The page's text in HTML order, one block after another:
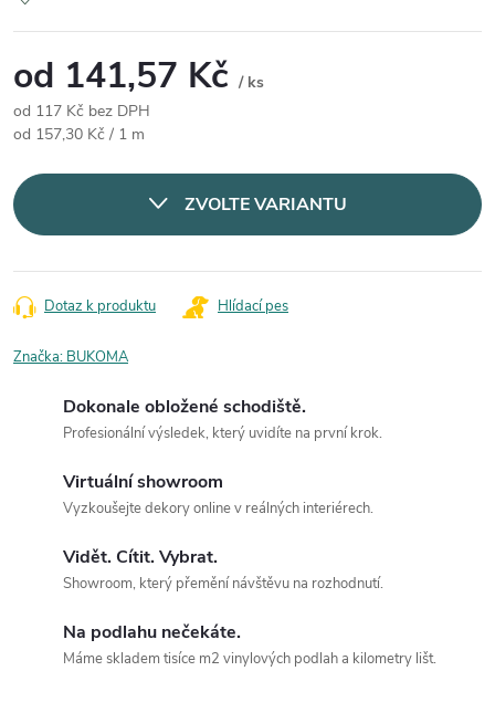
od 141,57 Kč / ks
od 117 Kč bez DPH
Měrná cena:
od 157,30 Kč / 1 m
ZVOLTE VARIANTU
Dotaz k produktu Hlídací pes
Značka: BUKOMA
Dokonale obložené schodiště.
Profesionální výsledek, který uvidíte na první krok.
Virtuální showroom
Vyzkoušejte dekory online v reálných interiérech.
Vidět. Cítit. Vybrat.
Showroom, který přemění návštěvu na rozhodnutí.
Na podlahu nečekáte.
Máme skladem tisíce m2 vinylových podlah a kilometry lišt.